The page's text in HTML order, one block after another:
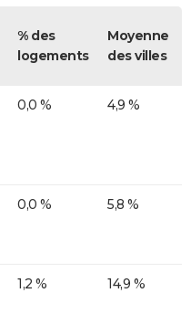
% des
logements
Moyenne
des villes
0,0 % 4,9 %
0,0 % 5,8 %
1,2 % 14,9 %